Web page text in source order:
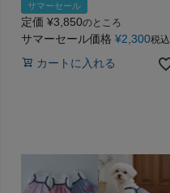
サマーセール
定価 ¥3,850のところ
サマーセール価格 ¥2,300税込
カートに入れる